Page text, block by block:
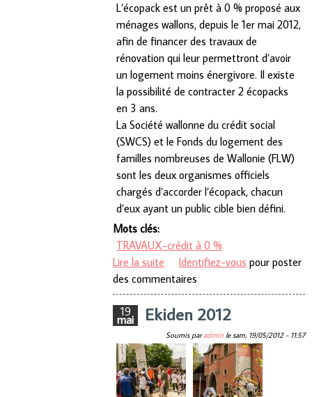
L’écopack est un prêt à 0 % proposé aux
ménages wallons, depuis le 1er mai 2012,
afin de financer des travaux de
rénovation qui leur permettront d’avoir
un logement moins énergivore. Il existe
la possibilité de contracter 2 écopacks
en 3 ans.
La Société wallonne du crédit social
(SWCS) et le Fonds du logement des
familles nombreuses de Wallonie (FLW)
sont les deux organismes officiels
chargés d’accorder l’écopack, chacun
d’eux ayant un public cible bien défini.
Mots clés:
TRAVAUX-crédit à 0 %
Lire la suite de L’Ecopack, un crédit à 0 %
Identifiez-vous pour poster
des commentaires
19
mai Ekiden 2012
Soumis paradmin lesam, 19/05/2012 - 11:57